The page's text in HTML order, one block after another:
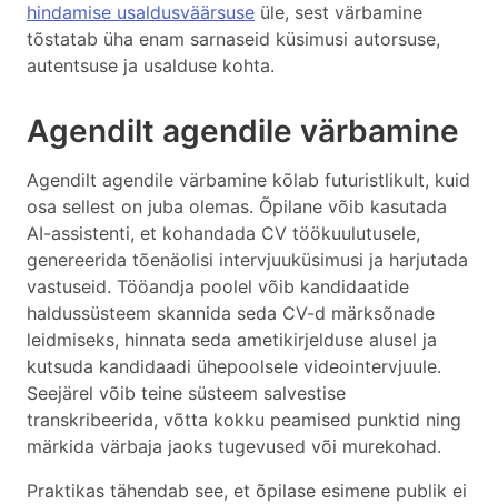
hindamise usaldusväärsuse üle, sest värbamine
tõstatab üha enam sarnaseid küsimusi autorsuse,
autentsuse ja usalduse kohta.
Agendilt agendile värbamine
Agendilt agendile värbamine kõlab futuristlikult, kuid
osa sellest on juba olemas. Õpilane võib kasutada
AI-assistenti, et kohandada CV töökuulutusele,
genereerida tõenäolisi intervjuuküsimusi ja harjutada
vastuseid. Tööandja poolel võib kandidaatide
haldussüsteem skannida seda CV-d märksõnade
leidmiseks, hinnata seda ametikirjelduse alusel ja
kutsuda kandidaadi ühepoolsele videointervjuule.
Seejärel võib teine süsteem salvestise
transkribeerida, võtta kokku peamised punktid ning
märkida värbaja jaoks tugevused või murekohad.
Praktikas tähendab see, et õpilase esimene publik ei